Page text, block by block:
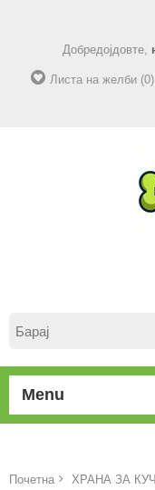
Добредојдовте,
Листа на желби (0)
Menu
Почетна ХРАНА ЗА